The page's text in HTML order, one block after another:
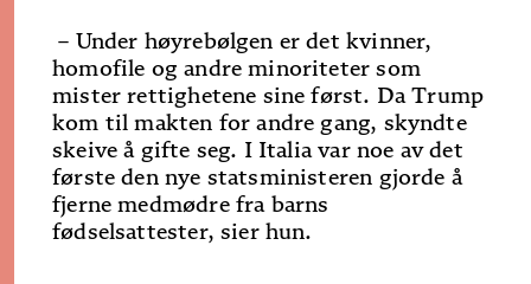
– Under høyrebølgen er det kvinner,
homofile og andre minoriteter som
mister rettighetene sine først. Da Trump
kom til makten for andre gang, skyndte
skeive å gifte seg. I Italia var noe av det
første den nye statsministeren gjorde å
fjerne medmødre fra barns
fødselsattester, sier hun.